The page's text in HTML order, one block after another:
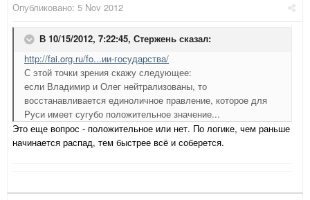
Опубликовано: 5 Nov 2012
В 10/15/2012, 7:22:45, Стержень сказал:
http://fai.org.ru/fo...ии-государства/
С этой точки зрения скажу следующее:
если Владимир и Олег нейтрализованы, то
восстанавливается единоличное правление, которое для
Руси имеет сугубо положительное значение...
Это еще вопрос - положительное или нет. По логике, чем раньше
начинается распад, тем быстрее всё и соберется.